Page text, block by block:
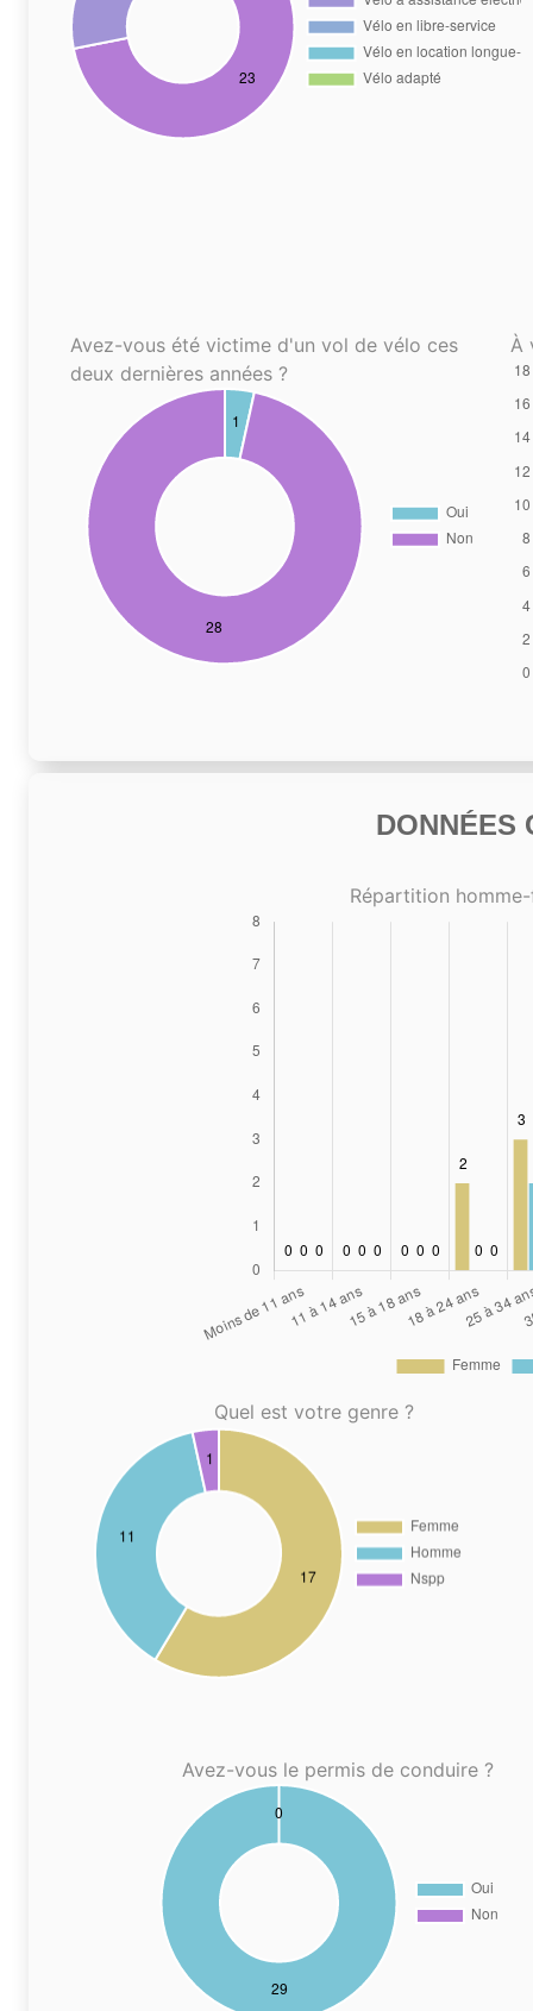
Avez-vous été victime d'un vol de vélo ces
deux dernières années ?
À
DONNÉES
Répartition
Quel est votre genre ?
Avez-vous le permis de conduire ?